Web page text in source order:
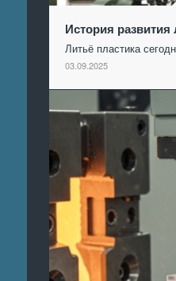
История развития
Литьё пластика
03.09.2025